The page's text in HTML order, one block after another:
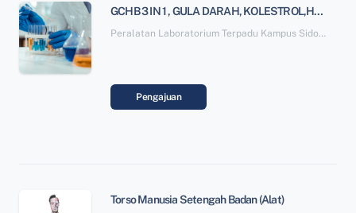
GCHB 3 IN 1 , GULA DARAH, KOLESTROL,HEMOGLOBIN (Alat)
Peralatan Laboratorium Terpadu Kampus Sidotopo SBSN Paket 6
Pengajuan
Torso Manusia Setengah Badan (Alat)